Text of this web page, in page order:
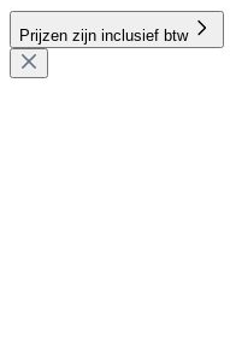
Prijzen zijn inclusief btw